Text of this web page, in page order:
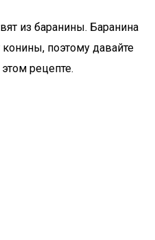
из баранины. Баранина
конины, поэтому давайте
рецепте.